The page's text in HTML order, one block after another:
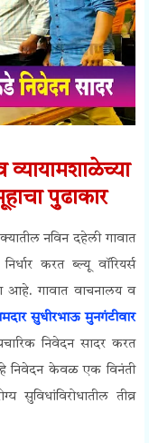
पुढाकार
नविन दहेली गावात
करत ब्ल्यू वॉरियर्स
आहे. गावात वाचनालय व
सुधीरभाऊ मुनगंटीवार
निवेदन सादर करत
हे निवेदन केवळ एक विनंती
सुविधांविरोधातील तीव्र